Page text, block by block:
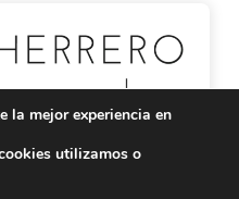
la mejor experiencia en
utilizamos o